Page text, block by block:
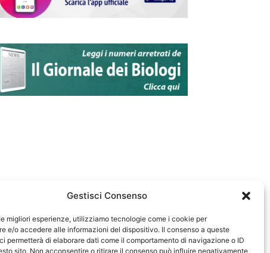
Gestisci Consenso
migliori esperienze, utilizziamo tecnologie come i cookie per
e/o accedere alle informazioni del dispositivo. Il consenso a queste
permetterà di elaborare dati come il comportamento di navigazione o ID
sito. Non acconsentire o ritirare il consenso può influire negativamente